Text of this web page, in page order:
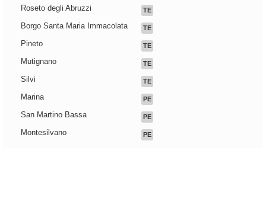
Roseto degli Abruzzi TE
Borgo Santa Maria Immacolata TE
Pineto TE
Mutignano TE
Silvi TE
Marina PE
San Martino Bassa PE
Montesilvano PE